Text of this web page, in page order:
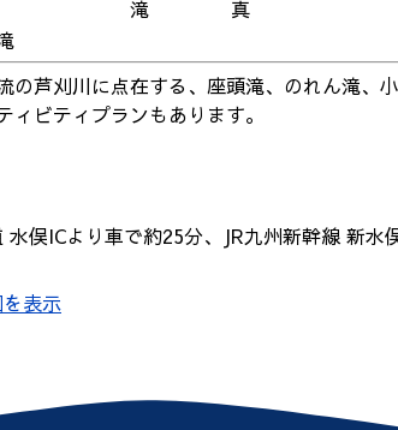
芦刈川に点在する、座頭滝、のれん滝、
ビティプランもあります。
俣ICより車で約25分、JR九州新幹線 新
表示